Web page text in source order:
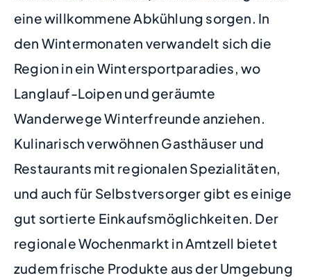
eine willkommene Abkühlung sorgen. In
den Wintermonaten verwandelt sich die
Region in ein Wintersportparadies, wo
Langlauf-Loipen und geräumte
Wanderwege Winterfreunde anziehen.
Kulinarisch verwöhnen Gasthäuser und
Restaurants mit regionalen Spezialitäten,
und auch für Selbstversorger gibt es einige
gut sortierte Einkaufsmöglichkeiten. Der
regionale Wochenmarkt in Amtzell bietet
zudem frische Produkte aus der Umgebung